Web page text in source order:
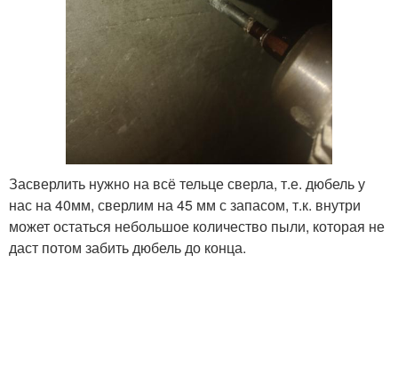
Засверлить нужно на всё тельце сверла, т.е. дюбель у
нас на 40мм, сверлим на 45 мм с запасом, т.к. внутри
может остаться небольшое количество пыли, которая не
даст потом забить дюбель до конца.